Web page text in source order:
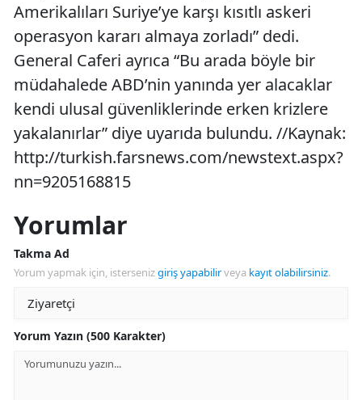
Amerikalıları Suriye’ye karşı kısıtlı askeri
operasyon kararı almaya zorladı” dedi.
General Caferi ayrıca “Bu arada böyle bir
müdahalede ABD’nin yanında yer alacaklar
kendi ulusal güvenliklerinde erken krizlere
yakalanırlar” diye uyarıda bulundu. //Kaynak:
http://turkish.farsnews.com/newstext.aspx?
nn=9205168815
Yorumlar
Takma Ad
Yorum yapmak için, istersenizgiriş yapabilirveya kayıt olabilirsiniz.
Yorum Yazın (500 Karakter)